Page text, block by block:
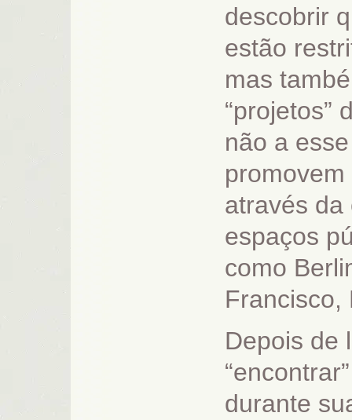
descobrir
estão
mas
“projetos”
não a
através da
espaços
como
Francisco,
Depois de
durante